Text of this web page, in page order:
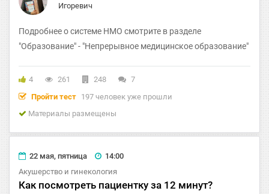
Игоревич
​Подробнее о системе НМО смотрите в разделе
"Образование" - "Непрерывное медицинское образование"
4 261 248
7
Пройти тест 197 человек уже прошли
Материалы размещены
22 мая, пятница
14:00
Акушерство и гинекология
Как посмотреть пациентку за 12 минут?